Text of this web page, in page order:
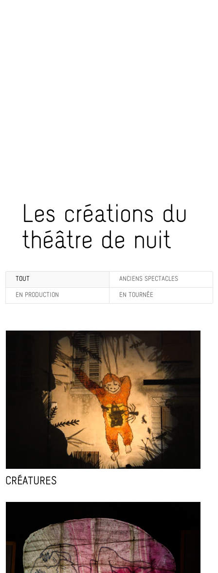
Les créations du
théâtre de nuit
TOUT ANCIENS SPECTACLES
EN PRODUCTION EN TOURNÉE
CRÉATURES